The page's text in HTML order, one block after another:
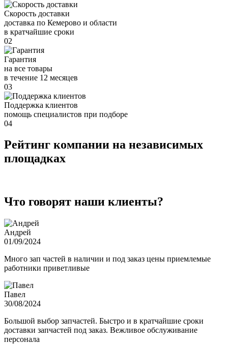
Скорость доставки
доставка по Кемерово и области
в кратчайшие сроки
02
Гарантия
на все товары
в течение 12 месяцев
03
Поддержка клиентов
помощь специалистов при подборе
04
Рейтинг компании на независимых
площадках
Что говорят наши клиенты?
Андрей
01/09/2024
Много зап частей в наличии и под заказ цены приемлемые
работники приветливые
Павел
30/08/2024
Большой выбор запчастей. Быстро и в кратчайшие сроки
доставки запчастей под заказ. Вежливое обслуживание
персонала